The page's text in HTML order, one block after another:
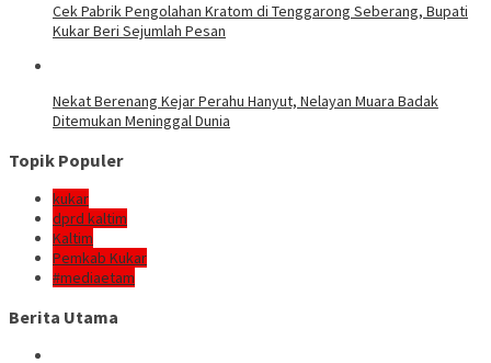
Cek Pabrik Pengolahan Kratom di Tenggarong Seberang, Bupati
Kukar Beri Sejumlah Pesan
Nekat Berenang Kejar Perahu Hanyut, Nelayan Muara Badak
Ditemukan Meninggal Dunia
Topik Populer
kukar
dprd kaltim
Kaltim
Pemkab Kukar
#mediaetam
Berita Utama